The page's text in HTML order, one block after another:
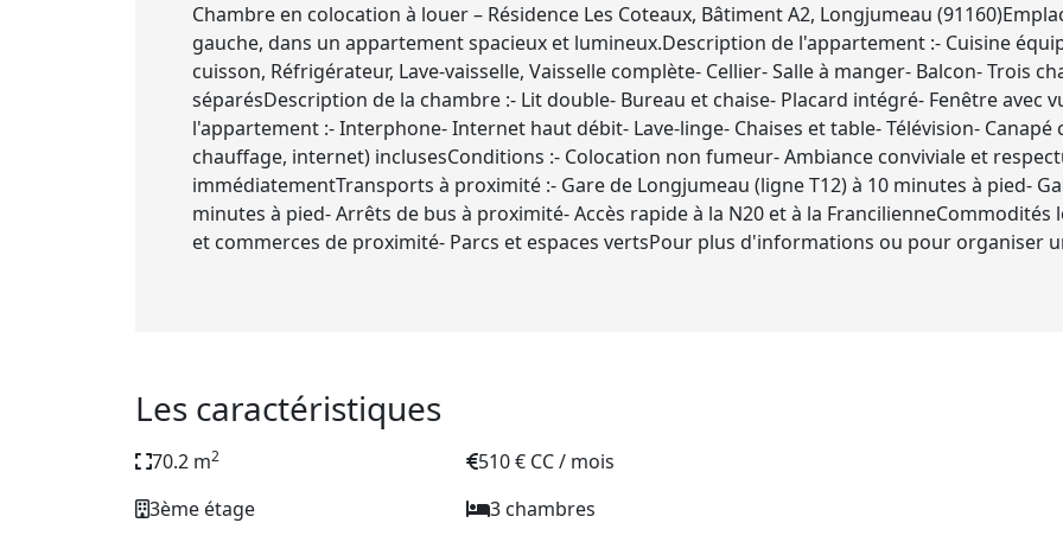
Chambre en colocation à louer – Résidence Les Coteaux, Bâtiment A2, Longjumeau
gauche, dans un appartement spacieux et lumineux.Description de l'appartement :- Cuisine
cuisson, Réfrigérateur, Lave-vaisselle, Vaisselle complète- Cellier- Salle à manger- Balcon- Trois
séparésDescription de la chambre :- Lit double- Bureau et chaise- Placard intégré- Fenêtre avec
l'appartement :- Interphone- Internet haut débit- Lave-linge- Chaises et table- Télévision-
chauffage, internet) inclusesConditions :- Colocation non fumeur- Ambiance conviviale et
immédiatementTransports à proximité :- Gare de Longjumeau (ligne T12) à 10 minutes à pied-
minutes à pied- Arrêts de bus à proximité- Accès rapide à la N20 et à la
et commerces de proximité- Parcs et espaces vertsPour plus d'informations ou pour organiser
Les caractéristiques
70.2 m2
510 € CC / mois
3ème étage
3 chambres